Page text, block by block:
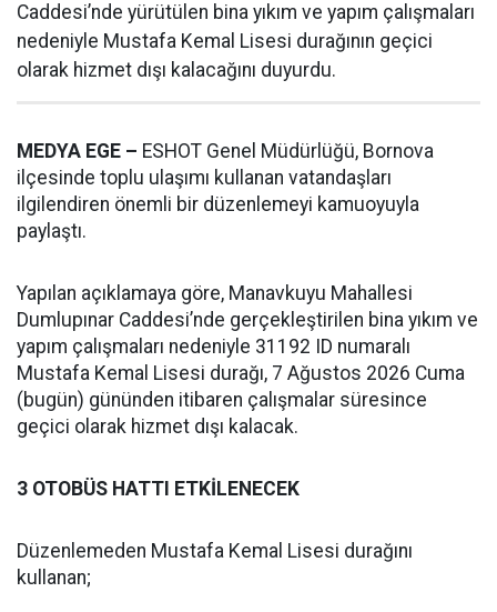
Caddesi’nde yürütülen bina yıkım ve yapım çalışmaları
nedeniyle Mustafa Kemal Lisesi durağının geçici
olarak hizmet dışı kalacağını duyurdu.
MEDYA EGE – ESHOT Genel Müdürlüğü, Bornova
ilçesinde toplu ulaşımı kullanan vatandaşları
ilgilendiren önemli bir düzenlemeyi kamuoyuyla
paylaştı.
Yapılan açıklamaya göre, Manavkuyu Mahallesi
Dumlupınar Caddesi’nde gerçekleştirilen bina yıkım ve
yapım çalışmaları nedeniyle 31192 ID numaralı
Mustafa Kemal Lisesi durağı, 7 Ağustos 2026 Cuma
(bugün) gününden itibaren çalışmalar süresince
geçici olarak hizmet dışı kalacak.
3 OTOBÜS HATTI ETKİLENECEK
Düzenlemeden Mustafa Kemal Lisesi durağını
kullanan;